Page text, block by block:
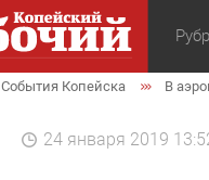
События Копейска В
24 января 2019